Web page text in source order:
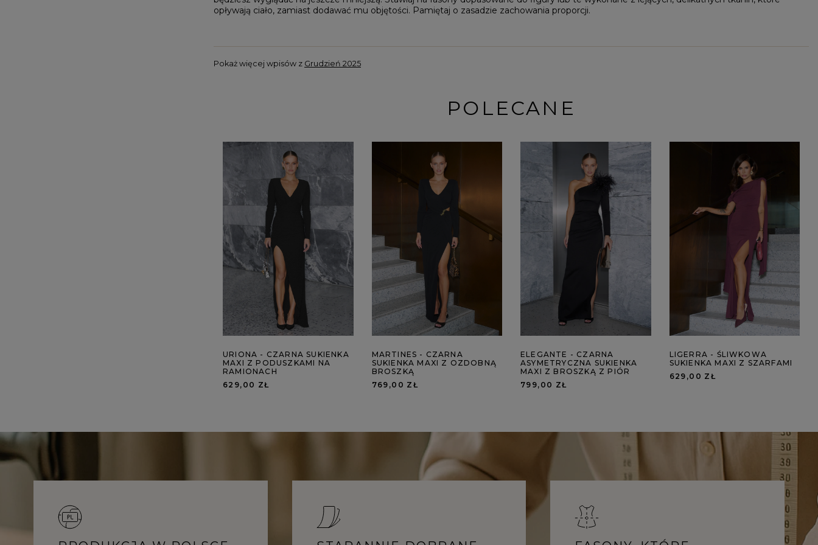
opływają ciało, zamiast dodawać mu objętości. Pamiętaj o zasadzie zachowania proporcji.
Pokaż więcej wpisów z Grudzień 2025
POLECANE
URIONA - CZARNA SUKIENKA
MAXI Z PODUSZKAMI NA
RAMIONACH
629,00 ZŁ
MARTINES - CZARNA
SUKIENKA MAXI Z OZDOBNĄ
BROSZKĄ
769,00 ZŁ
ELEGANTE - CZARNA
ASYMETRYCZNA SUKIENKA
MAXI Z BROSZKĄ Z PIÓR
799,00 ZŁ
LIGERRA - ŚLIWKOWA
SUKIENKA MAXI Z SZARFAMI
629,00 ZŁ